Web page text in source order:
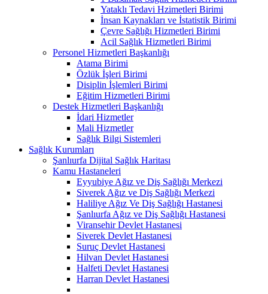
Yataklı Tedavi Hzimetleri Birimi
İnsan Kaynakları ve İstatistik Birimi
Çevre Sağlığı Hizmetleri Birimi
Acil Sağlık Hizmetleri Birimi
Personel Hizmetleri Başkanlığı
Atama Birimi
Özlük İşleri Birimi
Disiplin İşlemleri Birimi
Eğitim Hizmetleri Birimi
Destek Hizmetleri Başkanlığı
İdari Hizmetler
Mali Hizmetler
Sağlık Bilgi Sistemleri
Sağlık Kurumları
Şanlıurfa Dijital Sağlık Haritası
Kamu Hastaneleri
Eyyubiye Ağız ve Diş Sağlığı Merkezi
Siverek Ağız ve Diş Sağlığı Merkezi
Haliliye Ağız Ve Diş Sağlığı Hastanesi
Şanlıurfa Ağız ve Diş Sağlığı Hastanesi
Viransehir Devlet Hastanesi
Siverek Devlet Hastanesi
Suruç Devlet Hastanesi
Hilvan Devlet Hastanesi
Halfeti Devlet Hastanesi
Harran Devlet Hastanesi